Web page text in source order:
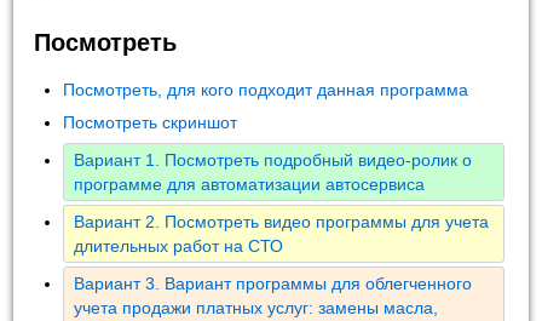
Посмотреть
Посмотреть, для кого подходит данная программа
Посмотреть скриншот
Вариант 1. Посмотреть подробный видео-ролик о
программе для автоматизации автосервиса
Вариант 2. Посмотреть видео программы для учета
длительных работ на СТО
Вариант 3. Вариант программы для облегченного
учета продажи платных услуг: замены масла,